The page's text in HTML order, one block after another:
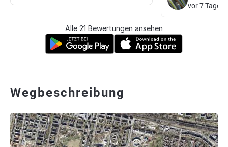
vor 7 Tagen
Alle 21 Bewertungen ansehen
Wegbeschreibung